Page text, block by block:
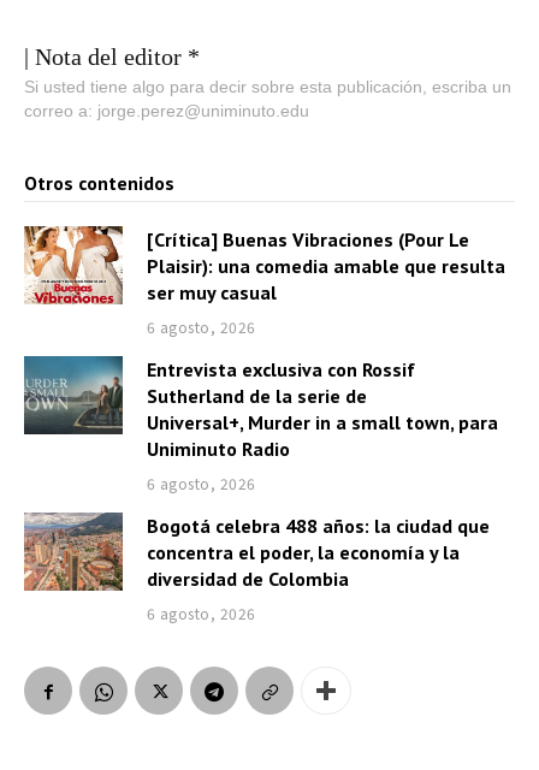
| Nota del editor *
Si usted tiene algo para decir sobre esta publicación, escriba un
correo a: jorge.perez@uniminuto.edu
Otros contenidos
[Crítica] Buenas Vibraciones (Pour Le
Plaisir): una comedia amable que resulta
ser muy casual
6 agosto, 2026
Entrevista exclusiva con Rossif
Sutherland de la serie de
Universal+, Murder in a small town, para
Uniminuto Radio
6 agosto, 2026
Bogotá celebra 488 años: la ciudad que
concentra el poder, la economía y la
diversidad de Colombia
6 agosto, 2026